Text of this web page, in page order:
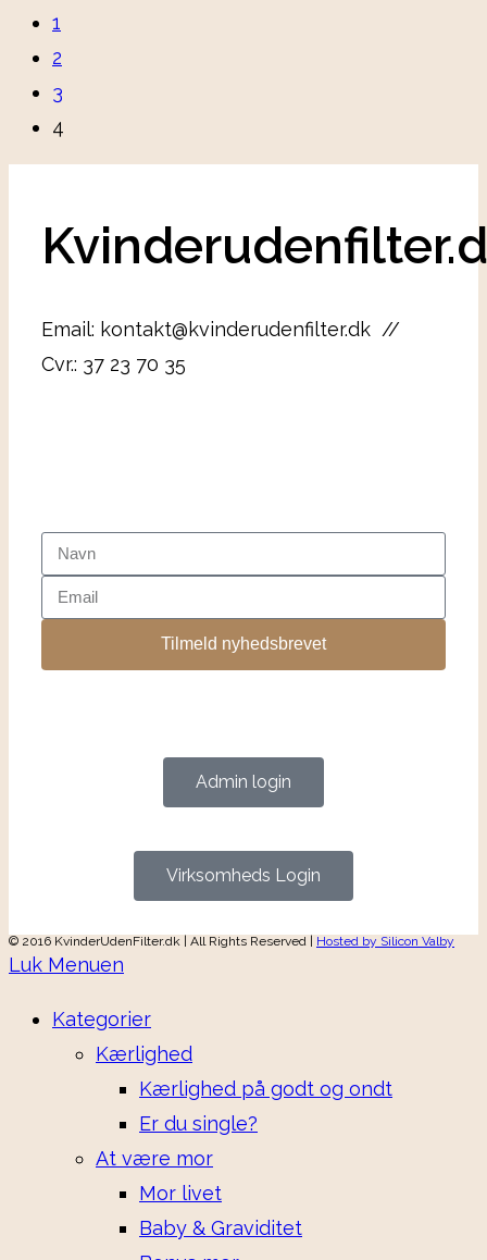
1
2
3
4
Email: kontakt@kvinderudenfilter.dk //
Cvr.: 37 23 70 35
Tilmeld nyhedsbrevet
Virksomheds Login
Admin login
© 2016 KvinderUdenFilter.dk | All Rights Reserved | Hosted by Silicon Valby
Luk Menuen
Kategorier
Kærlighed
Kærlighed på godt og ondt
Er du single?
At være mor
Mor livet
Baby & Graviditet